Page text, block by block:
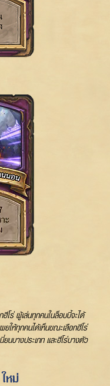
โร่ ผู้เล่นทุกคนในล็อบบี้จะได้
ให้ทุกคนได้เห็นขณะเลือกฮีโร่
นบางประเภท และฮีโร่บางตัว
หม่